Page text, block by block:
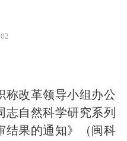
改革领导小组办公
志自然科学研究系列
结果的通知》（闽科